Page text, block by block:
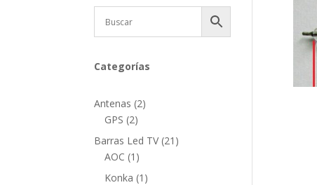
Categorías
Antenas 22
GPS 22
productos
Barras Led TV 21 21
AOC 1 1
producto
Konka 1 1